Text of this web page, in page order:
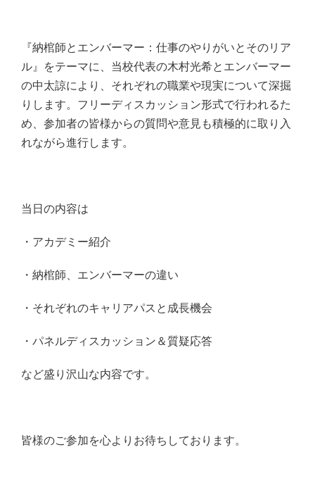
『納棺師とエンバーマー：仕事のやりがいとそのリア
ル』をテーマに、当校代表の木村光希とエンバーマー
の中太諒により、それぞれの職業や現実について深掘
りします。フリーディスカッション形式で行われるた
め、参加者の皆様からの質問や意見も積極的に取り入
れながら進行します。
当日の内容は
・アカデミー紹介
・納棺師、エンバーマーの違い
・それぞれのキャリアパスと成長機会
・パネルディスカッション＆質疑応答
など盛り沢山な内容です。
皆様のご参加を心よりお待ちしております。